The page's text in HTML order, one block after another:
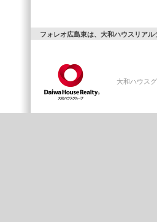
フォレオ広島東は、大和ハウスリア
大和ハウス